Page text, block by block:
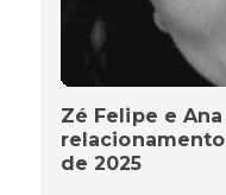
Zé Felipe e
de 2025